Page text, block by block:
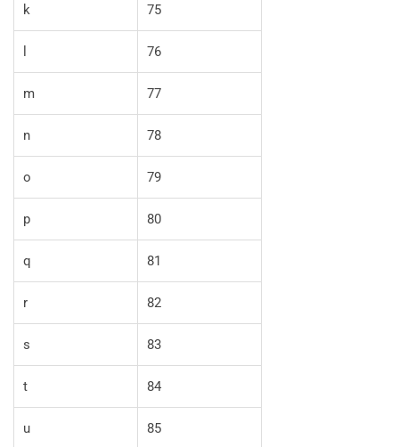
k 75
76
m 77
n 78
o 79
p 80
q 81
r 82
s 83
t 84
u 85